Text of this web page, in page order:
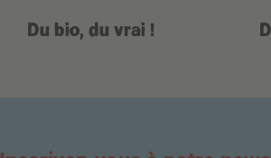
Du bio, du vrai !